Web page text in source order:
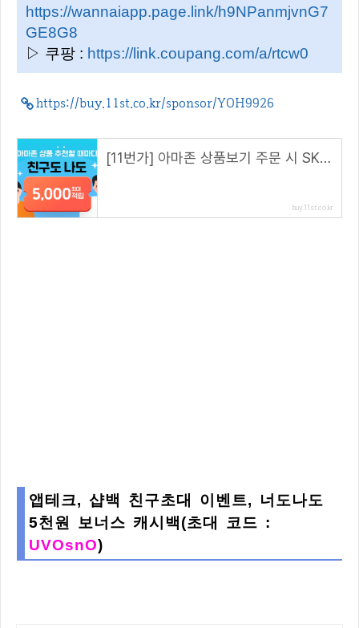
https://wannaiapp.page.link/h9NPanmjvnG7
GE8G8
▷ 쿠팡 : https://link.coupang.com/a/rtcw0
https://buy.11st.co.kr/sponsor/YOH9926
[11번가] 아마존 상품보기 주문 시 SK pay point 2% 추가 적립을 해드립니다. (해당 링크 접속 시)
buy.11st.co.kr
앱테크, 샵백 친구초대 이벤트, 너도나도
5천원 보너스 캐시백(초대 코드 :
UVOsnO)